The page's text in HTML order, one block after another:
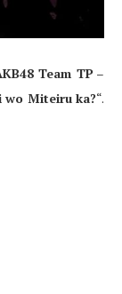
Team TP–
wo Miteiru ka?“.